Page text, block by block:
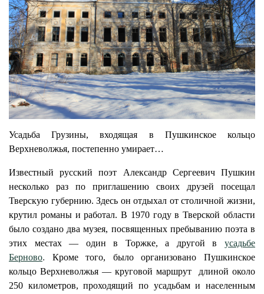
Усадьба Грузины, входящая в Пушкинское кольцо
Верхневолжья, постепенно умирает…
Известный русский поэт Александр Сергеевич Пушкин
несколько раз по приглашению своих друзей посещал
Тверскую губернию. Здесь он отдыхал от столичной жизни,
крутил романы и работал. В 1970 году в Тверской области
было создано два музея, посвященных пребыванию поэта в
этих местах — один в Торжке, а другой в усадьбе
Берново. Кроме того, было организовано Пушкинское
кольцо Верхневолжья — круговой маршрут длиной около
250 километров, проходящий по усадьбам и населенным